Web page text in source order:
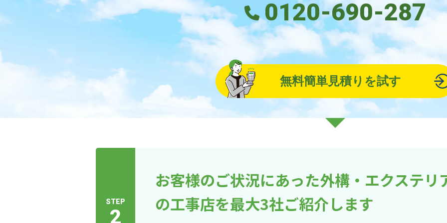
0120-690-287
無料簡単見積りを試す
STEP
2
お客様のご状況にあった外構・エクステリ
の工事店を最大3社ご紹介します